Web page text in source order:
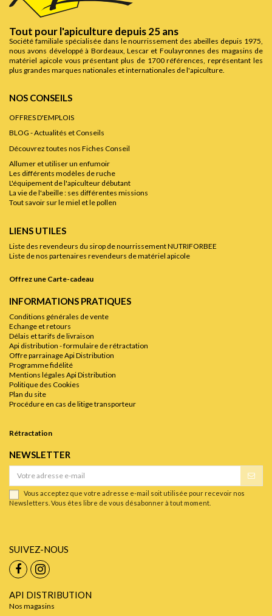
Tout pour l'apiculture depuis 25 ans
Société familiale spécialisée dans le nourrissement des abeilles depuis 1975,
nous avons développé à Bordeaux, Lescar et Foulayronnes des magasins de
matériel apicole vous présentant plus de 1700 références, représentant les
plus grandes marques nationales et internationales de l'apiculture.
NOS CONSEILS
OFFRES D'EMPLOIS
BLOG - Actualités et Conseils
Découvrez toutes nos Fiches Conseil
Allumer et utiliser un enfumoir
Les différents modèles de ruche
L'équipement de l'apiculteur débutant
La vie de l'abeille : ses différentes missions
Tout savoir sur le miel et le pollen
LIENS UTILES
Liste des revendeurs du sirop de nourrissement NUTRIFORBEE
Liste de nos partenaires revendeurs de matériel apicole
Offrez une Carte-cadeau
INFORMATIONS PRATIQUES
Conditions générales de vente
Echange et retours
Délais et tarifs de livraison
Api distribution - formulaire de rétractation
Offre parrainage Api Distribution
Programme fidélité
Mentions légales Api Distribution
Politique des Cookies
Plan du site
Procédure en cas de litige transporteur
Rétractation
NEWSLETTER
Vous acceptez que votre adresse e-mail soit utilisée pour recevoir nos
Newsletters. Vous êtes libre de vous désabonner à tout moment.
SUIVEZ-NOUS
API DISTRIBUTION
Nos magasins